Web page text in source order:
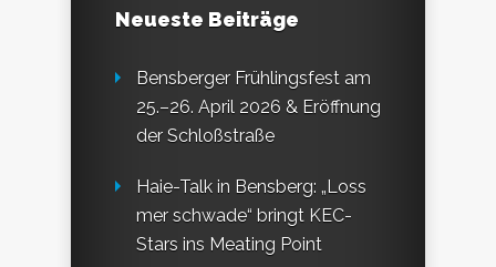
Neueste Beiträge
Bensberger Frühlingsfest am
25.–26. April 2026 & Eröffnung
der Schloßstraße
Haie-Talk in Bensberg: „Loss
mer schwade“ bringt KEC-
Stars ins Meating Point